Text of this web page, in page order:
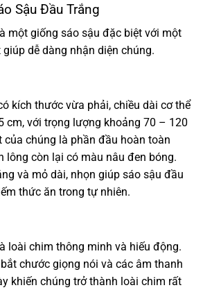
Sậu Đầu Trắng
một giống sáo sậu đặc biệt với một
dễ dàng nhận diện chúng.
kích thước vừa phải, chiều dài cơ thể
cm, với trọng lượng khoảng 70 – 120
chúng là phần đầu hoàn toàn
lông còn lại có màu nâu đen bóng.
và mỏ dài, nhọn giúp sáo sậu đầu
thức ăn trong tự nhiên.
loài chim thông minh và hiếu động.
chước giọng nói và các âm thanh
khiến chúng trở thành loài chim rất